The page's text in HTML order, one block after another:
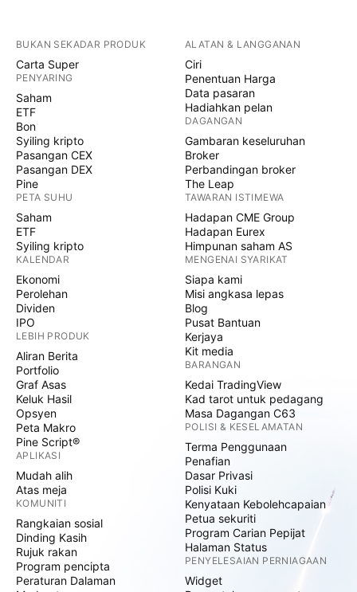
BUKAN SEKADAR PRODUK
Carta Super
PENYARING
Saham
ETF
Bon
Syiling kripto
Pasangan CEX
Pasangan DEX
Pine
PETA SUHU
Saham
ETF
Syiling kripto
KALENDAR
Ekonomi
Perolehan
Dividen
IPO
LEBIH PRODUK
Aliran Berita
Portfolio
Graf Asas
Keluk Hasil
Opsyen
Peta Makro
Pine Script®
APLIKASI
Mudah alih
Atas meja
KOMUNITI
Rangkaian sosial
Dinding Kasih
Rujuk rakan
Program pencipta
Peraturan Dalaman
ALATAN & LANGGANAN
Ciri
Penentuan Harga
Data pasaran
Hadiahkan pelan
DAGANGAN
Gambaran keseluruhan
Broker
Perbandingan broker
The Leap
TAWARAN ISTIMEWA
Hadapan CME Group
Hadapan Eurex
Himpunan saham AS
MENGENAI SYARIKAT
Siapa kami
Misi angkasa lepas
Blog
Pusat Bantuan
Kerjaya
Kit media
BARANGAN
Kedai TradingView
Kad tarot untuk pedagang
Masa Dagangan C63
POLISI & KESELAMATAN
Terma Penggunaan
Penafian
Dasar Privasi
Polisi Kuki
Kenyataan Kebolehcapaian
Petua sekuriti
Program Carian Pepijat
Halaman Status
PENYELESAIAN PERNIAGAAN
Widget